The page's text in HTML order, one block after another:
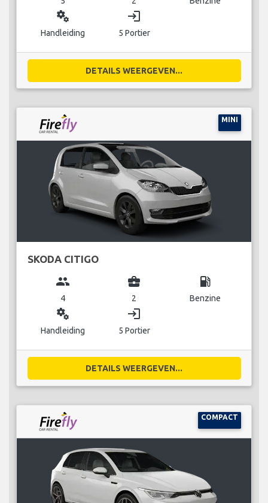
miscellaneous_services
Handleiding
login
5 Portier
DETAILS WEERGEVEN...
MINI
SKODA CITIGO
group
4
business_center
2
local_gas_station
Benzine
miscellaneous_services
Handleiding
login
5 Portier
DETAILS WEERGEVEN...
COMPACT